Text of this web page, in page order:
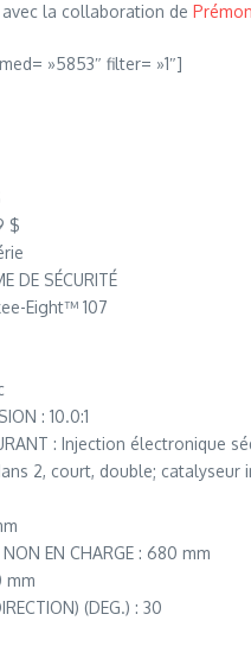
la collaboration de
»5853″ filter= »1″]
$
DE SÉCURITÉ
Eight™ 107
: 10.0:1
: Injection électronique
2, court, double;
NON EN CHARGE : 680 mm
mm
(DEG.) : 30